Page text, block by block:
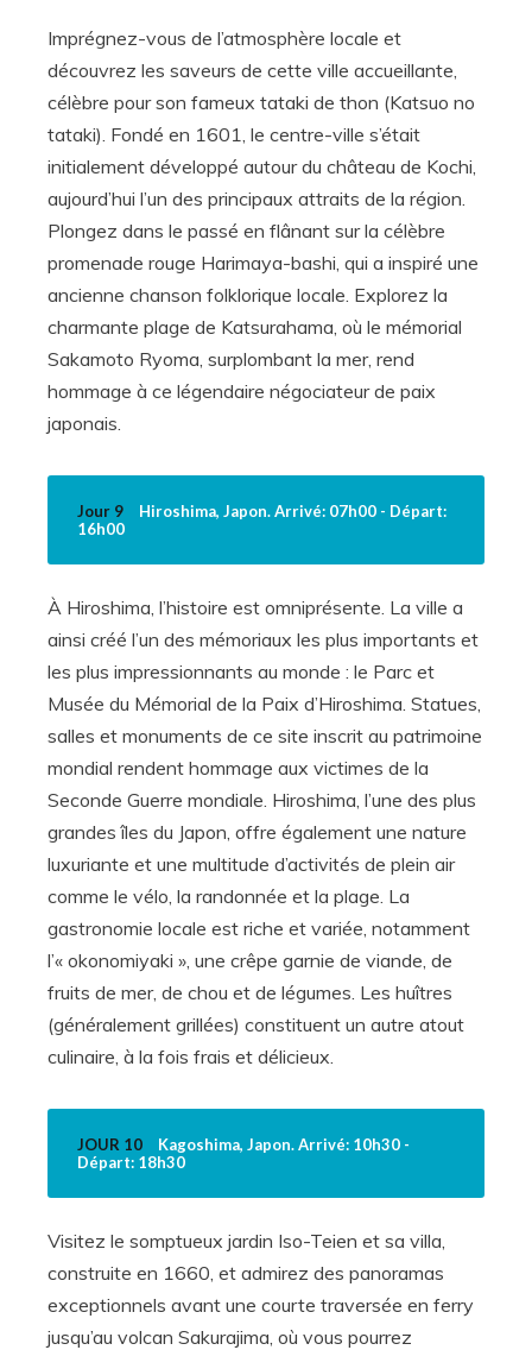
Imprégnez-vous de l’atmosphère locale et
découvrez les saveurs de cette ville accueillante,
célèbre pour son fameux tataki de thon (Katsuo no
tataki). Fondé en 1601, le centre-ville s’était
initialement développé autour du château de Kochi,
aujourd’hui l’un des principaux attraits de la région.
Plongez dans le passé en flânant sur la célèbre
promenade rouge Harimaya-bashi, qui a inspiré une
ancienne chanson folklorique locale. Explorez la
charmante plage de Katsurahama, où le mémorial
Sakamoto Ryoma, surplombant la mer, rend
hommage à ce légendaire négociateur de paix
japonais.
Jour 9
Hiroshima, Japon. Arrivé: 07h00 - Départ:
16h00
À Hiroshima, l’histoire est omniprésente. La ville a
ainsi créé l’un des mémoriaux les plus importants et
les plus impressionnants au monde : le Parc et
Musée du Mémorial de la Paix d’Hiroshima. Statues,
salles et monuments de ce site inscrit au patrimoine
mondial rendent hommage aux victimes de la
Seconde Guerre mondiale. Hiroshima, l’une des plus
grandes îles du Japon, offre également une nature
luxuriante et une multitude d’activités de plein air
comme le vélo, la randonnée et la plage. La
gastronomie locale est riche et variée, notamment
l’« okonomiyaki », une crêpe garnie de viande, de
fruits de mer, de chou et de légumes. Les huîtres
(généralement grillées) constituent un autre atout
culinaire, à la fois frais et délicieux.
JOUR 10
Kagoshima, Japon. Arrivé: 10h30 -
Départ: 18h30
Visitez le somptueux jardin Iso-Teien et sa villa,
construite en 1660, et admirez des panoramas
exceptionnels avant une courte traversée en ferry
jusqu’au volcan Sakurajima, où vous pourrez